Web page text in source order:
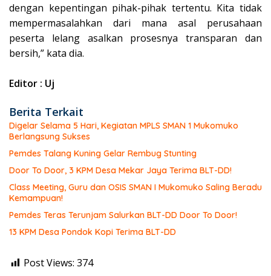
dengan kepentingan pihak-pihak tertentu. Kita tidak
mempermasalahkan dari mana asal perusahaan
peserta lelang asalkan prosesnya transparan dan
bersih,” kata dia.
Editor : Uj
Berita Terkait
Digelar Selama 5 Hari, Kegiatan MPLS SMAN 1 Mukomuko
Berlangsung Sukses
Pemdes Talang Kuning Gelar Rembug Stunting
Door To Door, 3 KPM Desa Mekar Jaya Terima BLT-DD!
Class Meeting, Guru dan OSIS SMAN I Mukomuko Saling Beradu
Kemampuan!
Pemdes Teras Terunjam Salurkan BLT-DD Door To Door!
13 KPM Desa Pondok Kopi Terima BLT-DD
Post Views: 374